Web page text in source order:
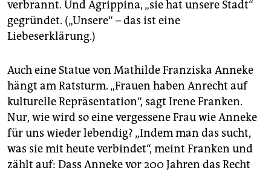
verbrannt. Und Agrippina, „sie hat unsere Stadt“
gegründet. („Unsere“ – das ist eine
Liebeserklärung.)
Auch eine Statue von Mathilde Franziska Anneke
hängt am Ratsturm. „Frauen haben Anrecht auf
kulturelle Repräsentation“, sagt Irene Franken.
Nur, wie wird so eine vergessene Frau wie Anneke
für uns wieder lebendig? „Indem man das sucht,
was sie mit heute verbindet“, meint Franken und
zählt auf: Dass Anneke vor 200 Jahren das Recht